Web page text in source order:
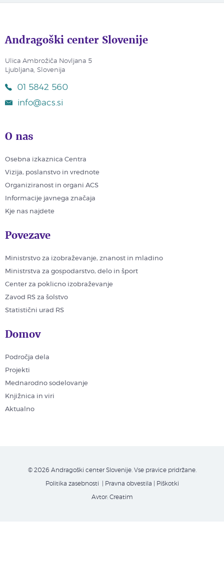
Andragoški center Slovenije
Ulica Ambrožiča Novljana 5
Ljubljana, Slovenija
01 5842 560
info@acs.si
O nas
Osebna izkaznica Centra
Vizija, poslanstvo in vrednote
Organiziranost in organi ACS
Informacije javnega značaja
Kje nas najdete
Povezave
Ministrstvo za izobraževanje, znanost in mladino
Ministrstva za gospodarstvo, delo in šport
Center za poklicno izobraževanje
Zavod RS za šolstvo
Statistični urad RS
Domov
Področja dela
Projekti
Mednarodno sodelovanje
Knjižnica in viri
Aktualno
© 2026 Andragoški center Slovenije. Vse pravice pridržane.
Politika zasebnosti | Pravna obvestila Piškotki
Avtor: Creatim